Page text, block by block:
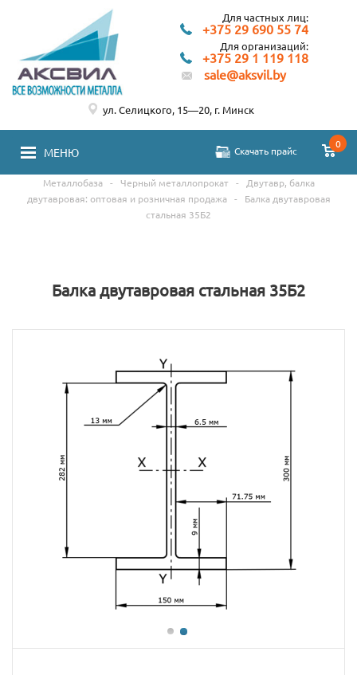
Для частных лиц:
+375 29 690 55 74
Для организаций:
+375 29 1 119 118
sale@aksvil.by
МЕНЮ Скачать прайс
0
ул. Селицкого, 15—20, г. Минск
Металлобаза - Черный металлопрокат -
Двутавр, балка
двутавровая: оптовая и розничная продажа -
Балка двутавровая
стальная 35Б2
Балка двутавровая стальная 35Б2